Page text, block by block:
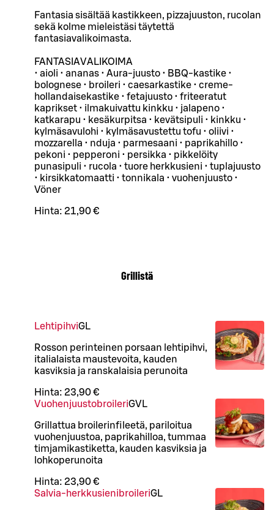
Fantasia sisältää kastikkeen, pizzajuuston, rucolan
sekä kolme mieleistäsi täytettä
fantasiavalikoimasta.
FANTASIAVALIKOIMA
• aioli • ananas • Aura-juusto • BBQ-kastike •
bolognese • broileri • caesarkastike • creme-
hollandaisekastike • fetajuusto • friteeratut
kaprikset • ilmakuivattu kinkku • jalapeno •
katkarapu • kesäkurpitsa • kevätsipuli • kinkku •
kylmäsavulohi • kylmäsavustettu tofu • oliivi •
mozzarella • nduja • parmesaani • paprikahillo •
pekoni • pepperoni • persikka • pikkelöity
punasipuli • rucola • tuore herkkusieni • tuplajuusto
• kirsikkatomaatti • tonnikala • vuohenjuusto •
Vöner
Hinta: 21,90 €
Grillistä
LehtipihviGL
Rosson perinteinen porsaan lehtipihvi,
italialaista maustevoita, kauden
kasviksia ja ranskalaisia perunoita
Hinta: 23,90 €
VuohenjuustobroileriGVL
Grillattua broilerinfileetä, pariloitua
vuohenjuustoa, paprikahilloa, tummaa
timjamikastiketta, kauden kasviksia ja
lohkoperunoita
Hinta: 23,90 €
Salvia-herkkusienibroileriGL